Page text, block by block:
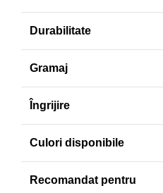
Durabilitate
Gramaj
Îngrijire
Culori disponibile
Recomandat pentru